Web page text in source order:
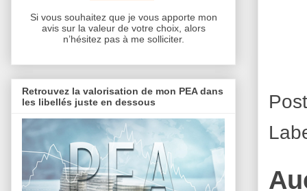
Si vous souhaitez que je vous apporte mon
avis sur la valeur de votre choix, alors
n’hésitez pas à me solliciter.
Retrouvez la valorisation de mon PEA dans
les libellés juste en dessous